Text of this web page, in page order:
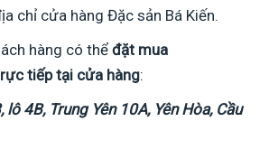
chỉ cửa hàng Đặc sản Bá Kiến.
hàng có thểđặt mua
tiếp tại cửa hàng:
lô 4B, Trung Yên 10A, Yên Hòa, Cầu